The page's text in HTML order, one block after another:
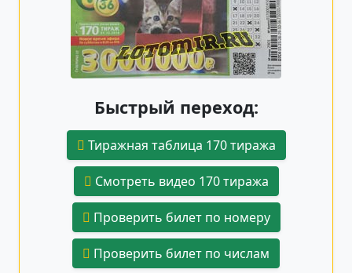
Быстрый переход:
Тиражная таблица 170 тиража
Смотреть видео 170 тиража
Проверить билет по номеру
Проверить билет по числам